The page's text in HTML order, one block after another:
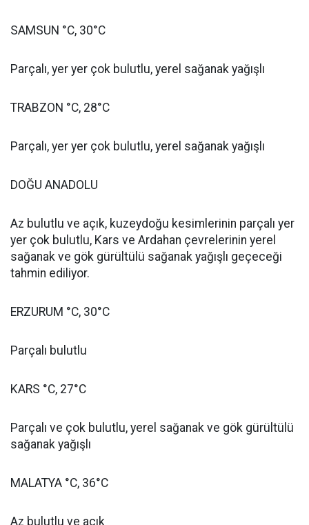
SAMSUN °C, 30°C
Parçalı, yer yer çok bulutlu, yerel sağanak yağışlı
TRABZON °C, 28°C
Parçalı, yer yer çok bulutlu, yerel sağanak yağışlı
DOĞU ANADOLU
Az bulutlu ve açık, kuzeydoğu kesimlerinin parçalı yer
yer çok bulutlu, Kars ve Ardahan çevrelerinin yerel
sağanak ve gök gürültülü sağanak yağışlı geçeceği
tahmin ediliyor.
ERZURUM °C, 30°C
Parçalı bulutlu
KARS °C, 27°C
Parçalı ve çok bulutlu, yerel sağanak ve gök gürültülü
sağanak yağışlı
MALATYA °C, 36°C
Az bulutlu ve açık